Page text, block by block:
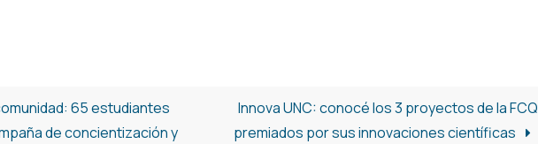
65 estudiantes
de concientización y
Innova UNC: conocé los 3 proyectos de la FCQ
premiados por sus innovaciones científicas